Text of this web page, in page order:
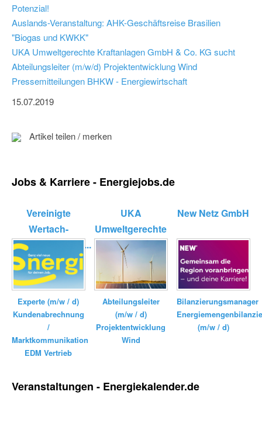
Potenzial!
Auslands-Veranstaltung: AHK-Geschäftsreise Brasilien
"Biogas und KWKK"
UKA Umweltgerechte Kraftanlagen GmbH & Co. KG sucht
Abteilungsleiter (m/w/d) Projektentwicklung Wind
Pressemitteilungen BHKW - Energiewirtschaft
15.07.2019
Artikel teilen / merken
Jobs & Karriere - Energiejobs.de
Vereinigte
Wertach-
Elektrizitätswerk...
Experte (m/w / d)
Kundenabrechnung
/
Marktkommunikation
EDM Vertrieb
UKA
Umweltgerechte
Kraftanlagen
GmbH ...
Abteilungsleiter
(m/w / d)
Projektentwicklung
Wind
New Netz GmbH
Bilanzierungsmanager
(m/w / d)
Veranstaltungen - Energiekalender.de